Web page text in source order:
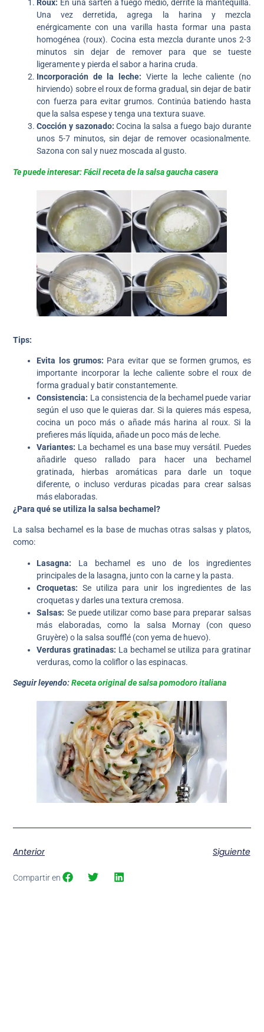
Roux: En una sartén a fuego medio, derrite la mantequilla.
Una vez derretida, agrega la harina y mezcla
enérgicamente con una varilla hasta formar una pasta
homogénea (roux). Cocina esta mezcla durante unos 2-3
minutos sin dejar de remover para que se tueste
ligeramente y pierda el sabor a harina cruda.
Incorporación de la leche: Vierte la leche caliente (no
hirviendo) sobre el roux de forma gradual, sin dejar de batir
con fuerza para evitar grumos. Continúa batiendo hasta
que la salsa espese y tenga una textura suave.
Cocción y sazonado: Cocina la salsa a fuego bajo durante
unos 5-7 minutos, sin dejar de remover ocasionalmente.
Sazona con sal y nuez moscada al gusto.
Te puede interesar: Fácil receta de la salsa gaucha casera
Tips:
Evita los grumos: Para evitar que se formen grumos, es
importante incorporar la leche caliente sobre el roux de
forma gradual y batir constantemente.
Consistencia: La consistencia de la bechamel puede variar
según el uso que le quieras dar. Si la quieres más espesa,
cocina un poco más o añade más harina al roux. Si la
prefieres más líquida, añade un poco más de leche.
Variantes: La bechamel es una base muy versátil. Puedes
añadirle queso rallado para hacer una bechamel
gratinada, hierbas aromáticas para darle un toque
diferente, o incluso verduras picadas para crear salsas
más elaboradas.
¿Para qué se utiliza la salsa bechamel?
La salsa bechamel es la base de muchas otras salsas y platos,
como:
Lasagna: La bechamel es uno de los ingredientes
principales de la lasagna, junto con la carne y la pasta.
Croquetas: Se utiliza para unir los ingredientes de las
croquetas y darles una textura cremosa.
Salsas: Se puede utilizar como base para preparar salsas
más elaboradas, como la salsa Mornay (con queso
Gruyère) o la salsa soufflé (con yema de huevo).
Verduras gratinadas: La bechamel se utiliza para gratinar
verduras, como la coliflor o las espinacas.
Seguir leyendo:Receta original de salsa pomodoro italiana
Anterior Siguiente
Compartir en